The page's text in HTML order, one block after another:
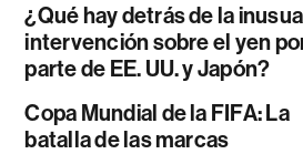
¿Qué hay detrás de la
intervención sobre el yen
parte de EE. UU. y Japón?
Copa Mundial de la FIFA: La
batalla de las marcas